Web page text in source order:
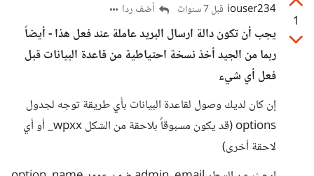
1
iouser234 قبل 7 سنوات أضف ردا
يجب أن تكون دالة ارسال البريد عاملة عند فعل هذا - أيضاً
ربما من الجيد أخذ نسخة احتياطية من قاعدة البيانات قبل
فعل أي شيء
إن كان لديك وصول لقاعدة البيانات بأي طريقة توجه لجدول
options (قد يكون مسبوقاً بلاحقة من الشكل wpxx_ أو أي
لاحقة أخرى)